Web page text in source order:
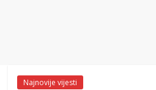
Najnovije vijesti